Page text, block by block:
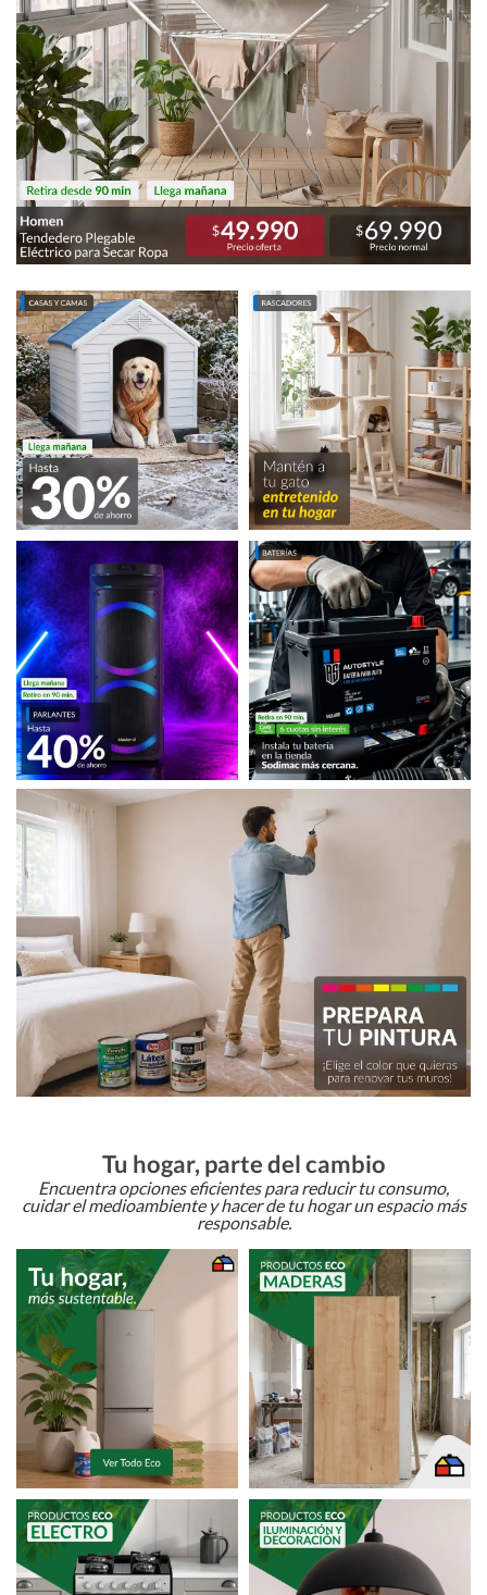
Tu hogar, parte del cambio
Encuentra opciones eficientes para reducir tu consumo,
cuidar el medioambiente y hacer de tu hogar un espacio más
responsable.